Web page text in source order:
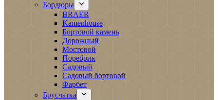
Бордюры
BRAER
Kamenhouse
Бортовой камень
Дорожный
Мостовой
Поребрик
Садовый
Садовый бортовой
Фарбет
Брусчатка